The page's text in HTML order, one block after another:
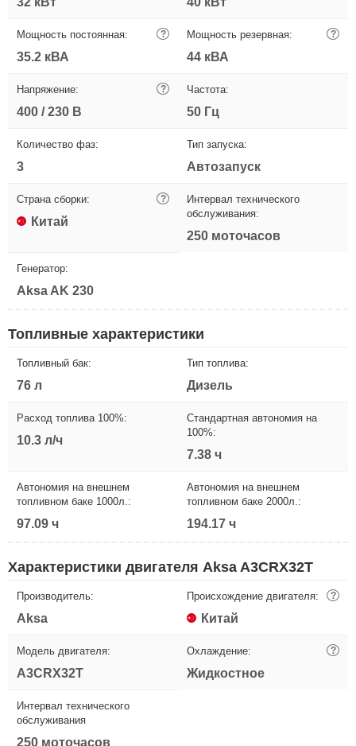
Мощность постоянная: ?
35.2 кВА
Мощность резервная: ?
44 кВА
Напряжение: ?
400 / 230 В
Частота:
50 Гц
Количество фаз:
3
Тип запуска:
Автозапуск
Страна сборки: ?
Китай
Интервал технического
обслуживания:
250 моточасов
Генератор:
Aksa AK 230
Топливные характеристики
Топливный бак:
76 л
Тип топлива:
Дизель
Расход топлива 100%:
10.3 л/ч
Стандартная автономия на
100%:
7.38 ч
Автономия на внешнем
топливном баке 1000л.:
97.09 ч
Автономия на внешнем
топливном баке 2000л.:
194.17 ч
Характеристики двигателя Aksa A3CRX32T
Производитель:
Aksa
Происхождение двигателя: ?
Китай
Модель двигателя:
A3CRX32T
Охлаждение: ?
Жидкостное
Интервал технического
обслуживания
250 моточасов